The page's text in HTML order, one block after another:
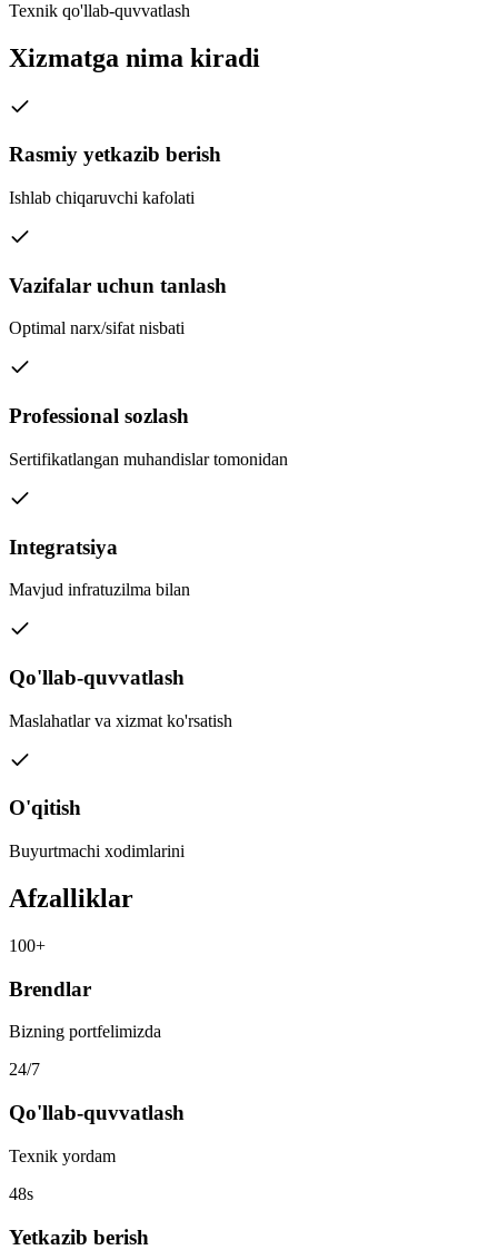
Texnik qo'llab-quvvatlash
Xizmatga nima kiradi
Rasmiy yetkazib berish
Ishlab chiqaruvchi kafolati
Vazifalar uchun tanlash
Optimal narx/sifat nisbati
Professional sozlash
Sertifikatlangan muhandislar tomonidan
Integratsiya
Mavjud infratuzilma bilan
Qo'llab-quvvatlash
Maslahatlar va xizmat ko'rsatish
O'qitish
Buyurtmachi xodimlarini
Afzalliklar
100+
Brendlar
Bizning portfelimizda
24/7
Qo'llab-quvvatlash
Texnik yordam
48s
Yetkazib berish